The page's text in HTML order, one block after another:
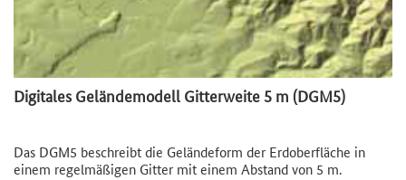
Digitales Geländemodell Gitterweite 5 m (DGM5)
Das DGM5 beschreibt die Geländeform der Erdoberfläche in
einem regelmäßigen Gitter mit einem Abstand von 5 m.